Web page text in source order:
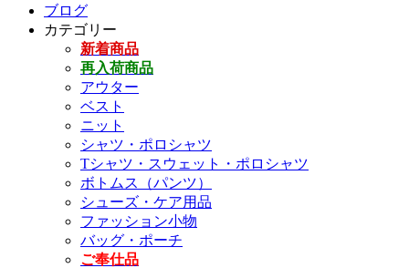
ブログ
カテゴリー
新着商品
再入荷商品
アウター
ベスト
ニット
シャツ・ポロシャツ
Tシャツ・スウェット・ポロシャツ
ボトムス（パンツ）
シューズ・ケア用品
ファッション小物
バッグ・ポーチ
ご奉仕品